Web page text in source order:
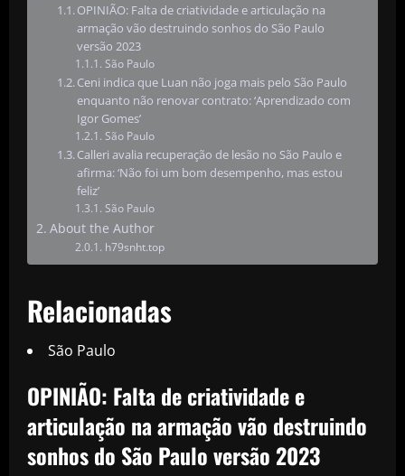
OPINIÃO: Falta de criatividade e articulação na
armação vão destruindo sonhos do São Paulo
versão 2023
São Paulo
Ceni indica que Luan não joga mais pelo São Paulo
enquanto não renovar contrato: ‘Aprendizado com
Igor Gomes’
São Paulo
Calleri avalia recuperação de lesão no São Paulo e
afirma: ‘Não foi um bom desempenho, mas estou
feliz’
São Paulo
About the Author
h79snht.top
Relacionadas
São Paulo
OPINIÃO: Falta de criatividade e
articulação na armação vão destruindo
sonhos do São Paulo versão 2023